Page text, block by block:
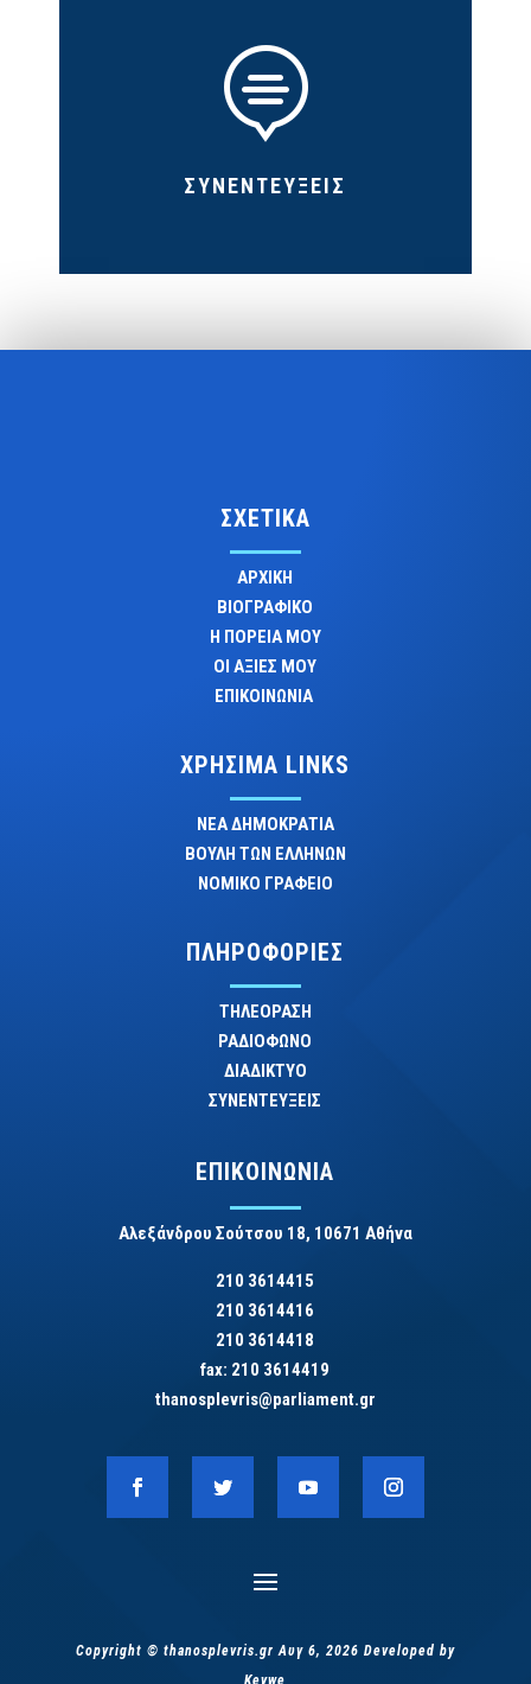

ΣΥΝΕΝΤΕΥΞΕΙΣ
ΣΧΕΤΙΚΑ
ΑΡΧΙΚΗ
ΒΙΟΓΡΑΦΙΚΟ
Η ΠΟΡΕΙΑ ΜΟΥ
ΟΙ ΑΞΙΕΣ ΜΟΥ
ΕΠΙΚΟΙΝΩΝΙΑ
ΧΡΗΣΙΜΑ LINKS
ΝΕΑ ΔΗΜΟΚΡΑΤΙΑ
ΒΟΥΛΗ ΤΩΝ ΕΛΛΗΝΩΝ
ΝΟΜΙΚΟ ΓΡΑΦΕΙΟ
ΠΛΗΡΟΦΟΡΙΕΣ
ΤΗΛΕΟΡΑΣΗ
ΡΑΔΙΟΦΩΝΟ
ΔΙΑΔΙΚΤΥΟ
ΣΥΝΕΝΤΕΥΞΕΙΣ
ΕΠΙΚΟΙΝΩΝΙΑ
Αλεξάνδρου Σούτσου 18, 10671 Αθήνα
210 3614415
210 3614416
210 3614418
fax: 210 3614419
thanosplevris@parliament.gr
Copyright © thanosplevris.gr Αυγ 6, 2026 Developed by